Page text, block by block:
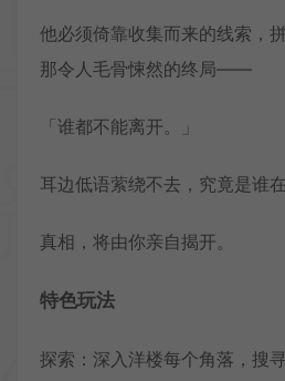
他必须倚靠收集而来的线索，
那令人毛骨悚然的终局——
「谁都不能离开。」
耳边低语萦绕不去，究竟是谁
真相，将由你亲自揭开。
特色玩法
探索：深入洋楼每个角落，搜